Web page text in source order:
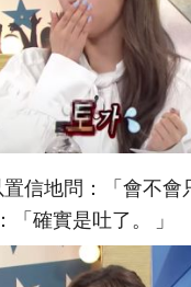
信地問：「會不會
「確實是吐了。 」